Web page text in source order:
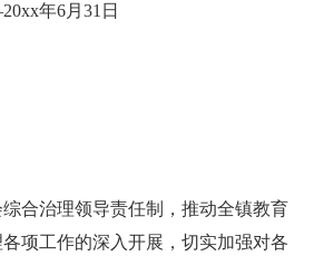
年6月31日
合治理领导责任制，推动全镇教育
项工作的深入开展，切实加强对各